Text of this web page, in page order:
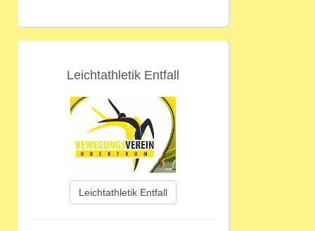
Leichtathletik Entfall
Leichtathletik Entfall